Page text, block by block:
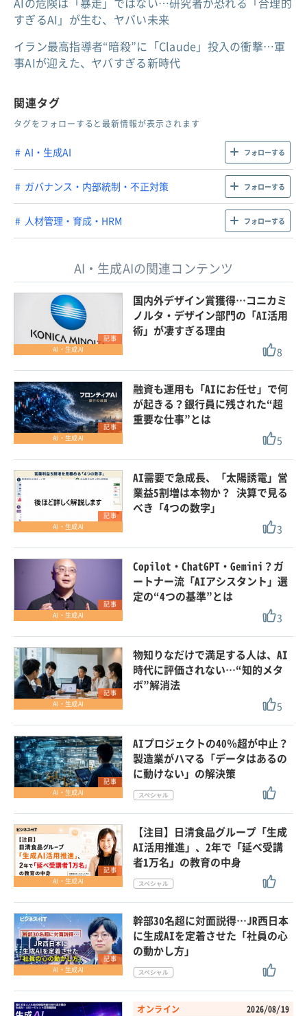
すぎるAI」が生む、ヤバい未来
イラン最高指導者“暗殺”に「Claude」投入の衝撃…軍
事AIが迎えた、ヤバすぎる新時代
関連タグ
タグをフォローすると最新情報が表示されます
AI・生成AI フォローする
ガバナンス・内部統制・不正対策 フォローする
人材管理・育成・HRM フォローする
AI・生成AIの関連コンテンツ
記事
AI・生成AI
国内外デザイン賞獲得…コニカミ
ノルタ・デザイン部門の「AI活用
術」が凄すぎる理由
8
記事
AI・生成AI
融資も運用も「AIにお任せ」で何
が起きる？銀行員に残された“超
重要な仕事”とは
5
記事
AI・生成AI
AI需要で急成長、「太陽誘電」営
業益5割増は本物か？ 決算で見る
べき「4つの数字」
3
記事
AI・生成AI
Copilot・ChatGPT・Gemini？ガ
ートナー流「AIアシスタント」選
定の“4つの基準”とは
3
記事
AI・生成AI
物知りなだけで満足する人は、AI
時代に評価されない…“知的メタ
ボ”解消法
5
記事
AI・生成AI
AIプロジェクトの40％超が中止？
製造業がハマる「データはあるの
に動けない」の解決策
記事
AI・生成AI
【注目】日清食品グループ「生成
AI活用推進」、2年で「延べ受講
者1万名」の教育の中身
記事
AI・生成AI
幹部30名超に対面説得…JR西日本
に生成AIを定着させた「社員の心
の動かし方」
オンライン 2026/08/19